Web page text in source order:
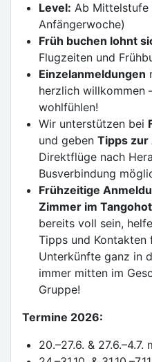
Level: Ab Mittelstufe
Anfängerwoche)
Früh buchen lohnt
Flugzeiten und
Einzelanmeldungen
herzlich willkommen
wohlfühlen!
Wir unterstützen bei
und geben Tipps zur
Direktflüge nach
Busverbindung
Frühzeitige
Zimmer im
bereits voll sein,
Tipps und Kontakten
Unterkünfte ganz in
immer mitten im
Gruppe!
Termine 2026:
20.–27.6. &